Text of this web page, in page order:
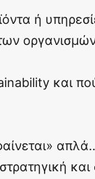
ή
και